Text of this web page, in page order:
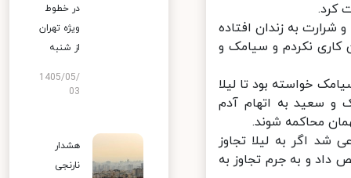
به زندان افتاده
نکردم و سیامک و
خواسته بود تا لیلا
سعید به اتهام آدم
محاکمه شوند.
اگر به لیلا تجاوز
و به جرم تجاوز به
در خطوط
ویژه تهران
از شنبه
1405/05/
03
هشدار
نارنجی